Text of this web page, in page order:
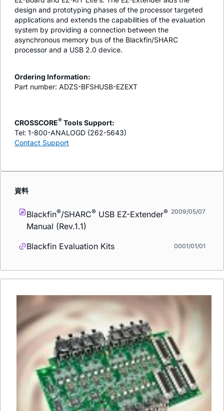
design and prototyping phases of the processor targeted
applications and extends the capabilities of the evaluation
system by providing a connection between the
asynchronous memory bus of the Blackfin/SHARC
processor and a USB 2.0 device.
Ordering Information:
Part number: ADZS-BFSHUSB-EZEXT
CROSSCORE® Tools Support:
Tel: 1-800-ANALOGD (262-5643)
Contact Support
資料
Blackfin®/SHARC® USB EZ-Extender®
Manual (Rev.1.1)
2009/05/07
Blackfin Evaluation Kits 0001/01/01